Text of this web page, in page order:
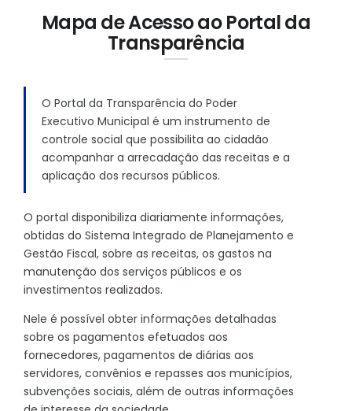
Mapa de Acesso ao Portal da
Transparência
O Portal da Transparência do Poder
Executivo Municipal é um instrumento de
controle social que possibilita ao cidadão
acompanhar a arrecadação das receitas e a
aplicação dos recursos públicos.
O portal disponibiliza diariamente informações,
obtidas do Sistema Integrado de Planejamento e
Gestão Fiscal, sobre as receitas, os gastos na
manutenção dos serviços públicos e os
investimentos realizados.
Nele é possível obter informações detalhadas
sobre os pagamentos efetuados aos
fornecedores, pagamentos de diárias aos
servidores, convênios e repasses aos municípios,
subvenções sociais, além de outras informações